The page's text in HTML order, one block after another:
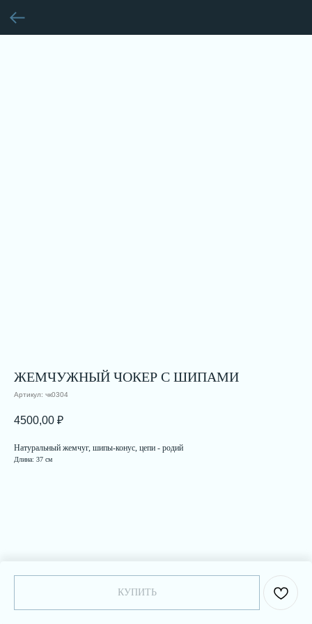
ЖЕМЧУЖНЫЙ ЧОКЕР С ШИПАМИ
Артикул: чк0304
4500,00 ₽
КУПИТЬ
Натуральный жемчуг, шипы-конус, цепи - родий
Длина: 37 см